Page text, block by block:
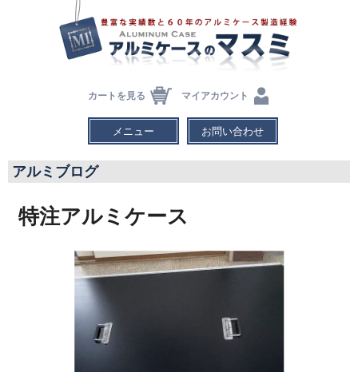
カートを見る マイアカウント
メニュー お問い合わせ
アルミブログ
特注アルミケース